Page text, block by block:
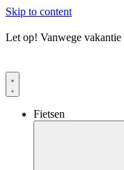
Skip to content
Let op! Vanwege vakantie
Fietsen